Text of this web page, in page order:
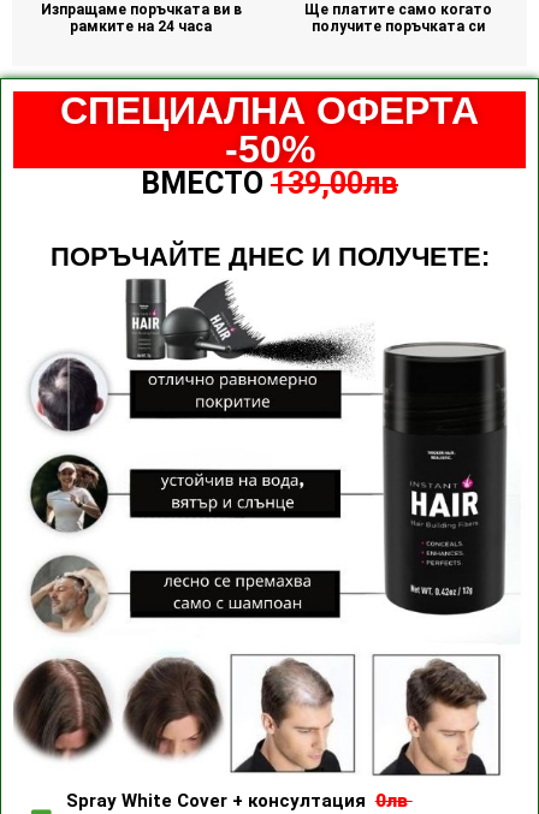
Изпращаме поръчката ви в
рамките на 24 часа
Ще платите само когато
получите поръчката си
СПЕЦИАЛНА ОФЕРТА
-50%
ВМЕСТО 139,00лв
ПОРЪЧАЙТЕ ДНЕС И ПОЛУЧЕТЕ:
Spray White Cover + консултация0лв